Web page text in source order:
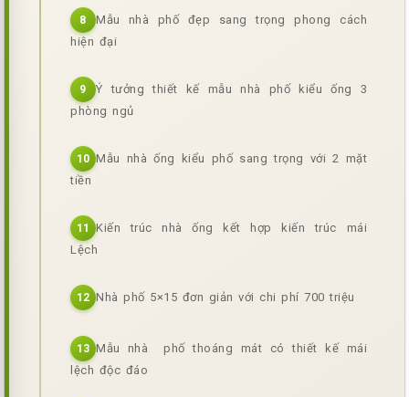
8
Mẫu nhà phố đẹp sang trọng phong cách
hiện đại
9
Ý tưởng thiết kế mẫu nhà phố kiểu ống 3
phòng ngủ
10 Mẫu nhà ống kiểu phố sang trọng với 2 mặt
tiền
11
Kiến trúc nhà ống kết hợp kiến trúc mái
Lệch
12 Nhà phố 5×15 đơn giản với chi phí 700 triệu
13 Mẫu nhà phố thoáng mát có thiết kế mái
lệch độc đáo